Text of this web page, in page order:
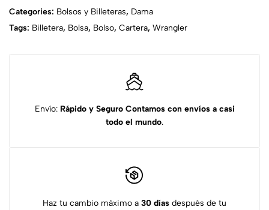
Categories: Bolsos y Billeteras, Dama
Tags: Billetera, Bolsa, Bolso, Cartera, Wrangler
Envío: Rápido y Seguro Contamos con envíos a casi
todo el mundo.
Haz tu cambio máximo a 30 días después de tu